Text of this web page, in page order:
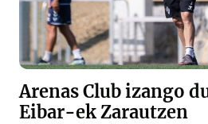
Arenas Club izango
Eibar-ek Zarautzen